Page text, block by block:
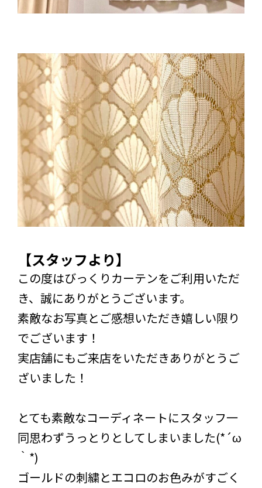
【スタッフより】
この度はびっくりカーテンをご利用いただ
き、誠にありがとうございます。
素敵なお写真とご感想いただき嬉しい限り
でございます！
実店舗にもご来店をいただきありがとうご
ざいました！
とても素敵なコーディネートにスタッフ一
同思わずうっとりとしてしまいました(*´ω
｀*)
ゴールドの刺繍とエコロのお色みがすごく